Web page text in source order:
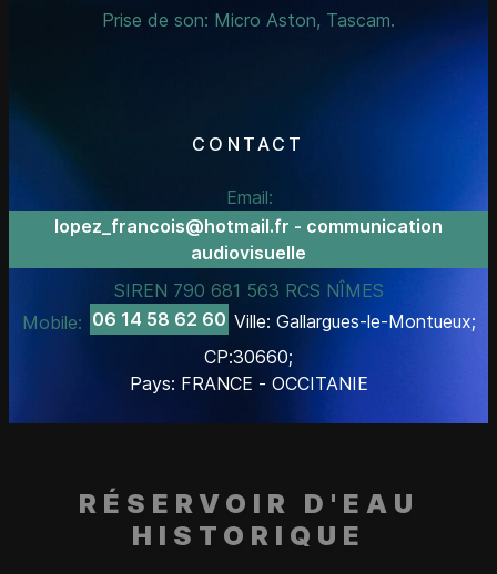
Prise de son: Micro Aston, Tascam.
CONTACT
Email:
lopez_francois@hotmail.fr - communication
audiovisuelle
SIREN 790 681 563 RCS NÎMES
Mobile: 06 14 58 62 60 Ville: Gallargues-le-Montueux;
CP:30660;
Pays: FRANCE - OCCITANIE
RÉSERVOIR D'EAU
HISTORIQUE